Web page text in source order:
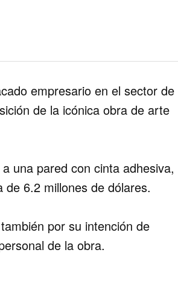
empresario en el sector de
de la icónica obra de arte
una pared con cinta adhesiva,
de 6.2 millones de dólares.
por su intención de
de la obra​.